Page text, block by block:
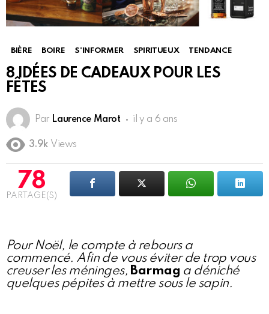
BIÈRE BOIRE S'INFORMER SPIRITUEUX TENDANCE
8 IDÉES DE CADEAUX POUR LES
FÊTES
Par Laurence Marot il y a 6 ans
3.9k Views
78
PARTAGE(S)
Pour Noël, le compte à rebours a
commencé. Afin de vous éviter de trop vous
creuser les méninges, Barmag a déniché
quelques pépites à mettre sous le sapin.